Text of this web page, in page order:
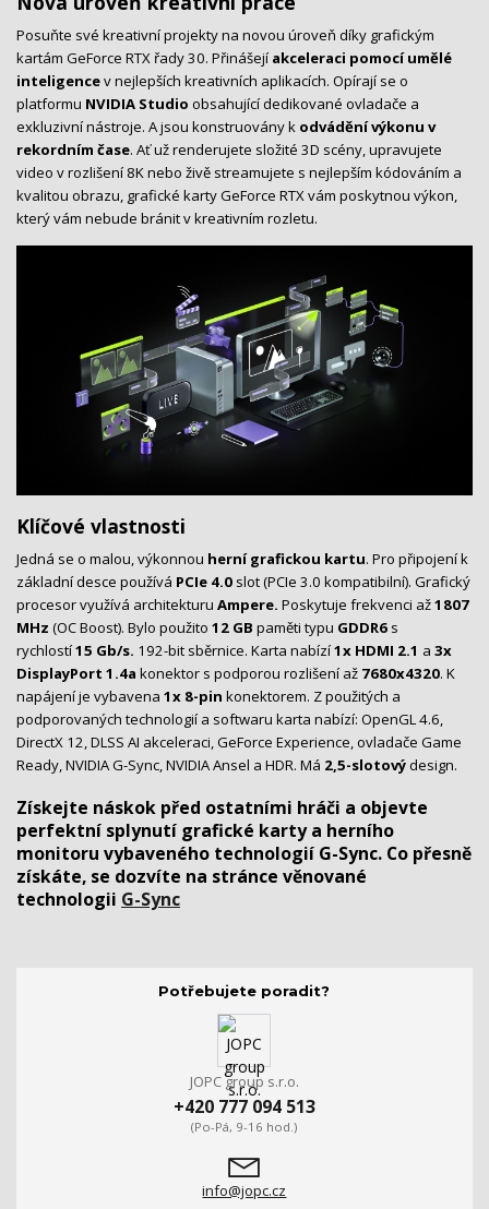
Posuňte své kreativní projekty na novou úroveň díky grafickým
kartám GeForce RTX řady 30. Přinášejí akceleraci pomocí umělé
inteligencev nejlepších kreativních aplikacích. Opírají se o
platformu NVIDIA Studio obsahující dedikované ovladače a
exkluzivní nástroje. A jsou konstruovány k odvádění výkonu v
rekordním čase. Ať už renderujete složité 3D scény, upravujete
video v rozlišení 8K nebo živě streamujete s nejlepším kódováním a
kvalitou obrazu, grafické karty GeForce RTX vám poskytnou výkon,
který vám nebude bránit v kreativním rozletu.
Klíčové vlastnosti
Jedná se o malou, výkonnou herní grafickou kartu. Pro připojení k
základní desce používá PCIe 4.0 slot (PCIe 3.0 kompatibilní). Grafický
procesor využívá architekturu Ampere. Poskytuje frekvenci až1807
MHz (OC Boost). Bylo použito 12 GB paměti typu GDDR6 s
rychlostí15 Gb/s. 192-bit sběrnice. Karta nabízí1x HDMI 2.1 a 3x
DisplayPort 1.4a konektor s podporou rozlišení až 7680x4320. K
napájení je vybavena 1x 8-pin konektorem. Z použitých a
podporovaných technologií a softwaru karta nabízí: OpenGL 4.6,
DirectX 12, DLSS AI akceleraci, GeForce Experience, ovladače Game
Ready, NVIDIA G-Sync, NVIDIA Ansel a HDR. Má 2,5-slotovýdesign.
Získejte náskok před ostatními hráči a objevte
perfektní splynutí grafické karty a herního
monitoru vybaveného technologií G-Sync. Co přesně
získáte, se dozvíte na stránce věnované
technologii G-Sync
Potřebujete poradit?
JOPC group s.r.o.
+420 777 094 513
(Po-Pá, 9-16 hod.)
info@jopc.cz